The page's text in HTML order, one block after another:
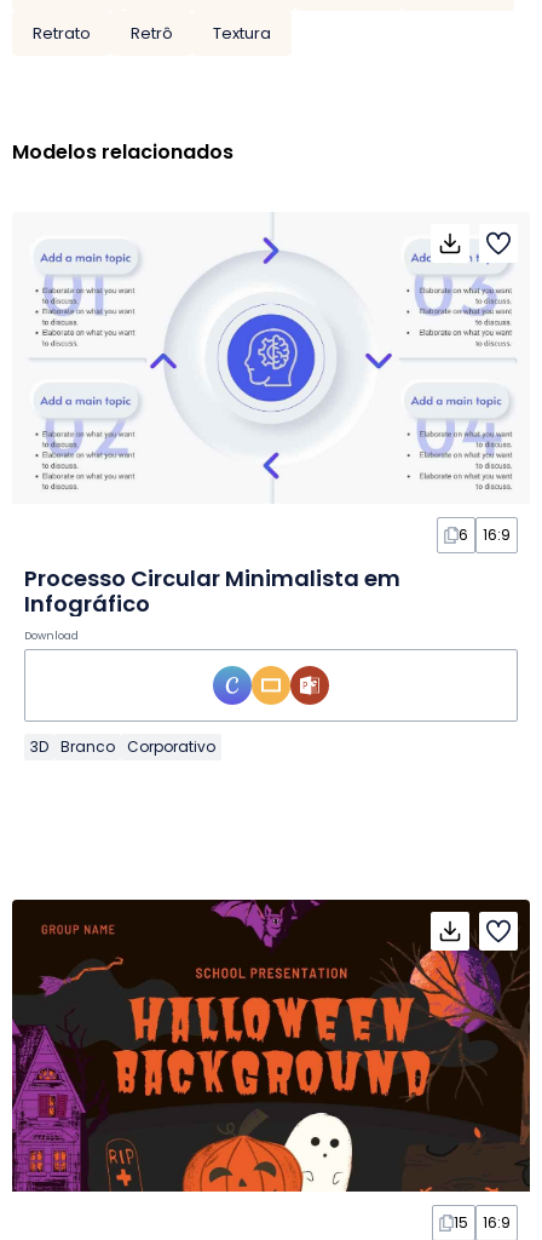
Retrato
Retrô Textura
Modelos relacionados
6 16:9
Processo Circular Minimalista em
Infográfico
Download
3D Branco Corporativo
15 16:9